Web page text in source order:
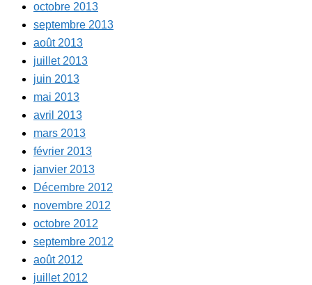
octobre 2013
septembre 2013
août 2013
juillet 2013
juin 2013
mai 2013
avril 2013
mars 2013
février 2013
janvier 2013
Décembre 2012
novembre 2012
octobre 2012
septembre 2012
août 2012
juillet 2012